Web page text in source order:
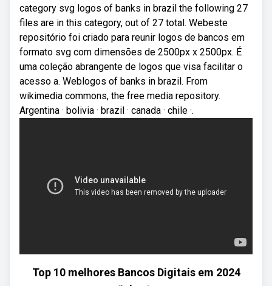
category svg logos of banks in brazil the following 27
files are in this category, out of 27 total. Webeste
repositório foi criado para reunir logos de bancos em
formato svg com dimensões de 2500px x 2500px. É
uma coleção abrangente de logos que visa facilitar o
acesso a. Weblogos of banks in brazil. From
wikimedia commons, the free media repository.
Argentina · bolivia · brazil · canada · chile ·.
Top 10 melhores Bancos Digitais em 2024